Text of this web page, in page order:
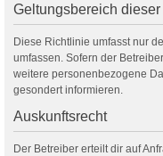
Geltungsbereich
Diese Richtlinie umfasst nur
umfassen. Sofern der
weitere personenbezogene
gesondert informieren.
Auskunftsrecht
Der Betreiber erteilt dir auf